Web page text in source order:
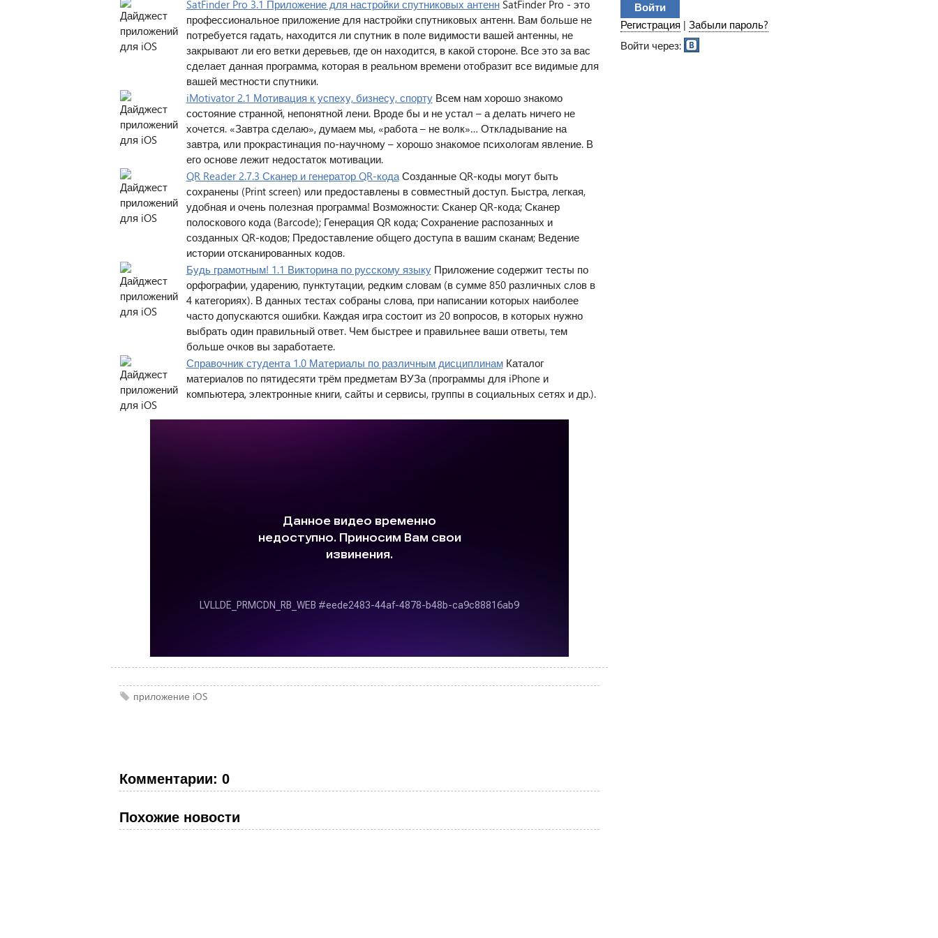
SatFinder Pro 3.1 Приложение для настройки спутниковых антеннSatFinder Pro - это
профессиональное приложение для настройки спутниковых антенн. Вам больше не
потребуется гадать, находится ли спутник в поле видимости вашей антенны, не
закрывают ли его ветки деревьев, где он находится, в какой стороне. Все это за вас
сделает данная программа, которая в реальном времени отобразит все видимые для
вашей местности спутники.
iMotivator 2.1 Мотивация к успеху, бизнесу, спортуВсем нам хорошо знакомо
состояние странной, непонятной лени. Вроде бы и не устал – а делать ничего не
хочется. «Завтра сделаю», думаем мы, «работа – не волк»… Откладывание на
завтра, или прокрастинация по-научному – хорошо знакомое психологам явление. В
его основе лежит недостаток мотивации.
QR Reader 2.7.3 Сканер и генератор QR-кодаСозданные QR-коды могут быть
сохранены (Print screen) или предоставлены в совместный доступ. Быстра, легкая,
удобная и очень полезная программа! Возможности: Сканер QR-кода; Сканер
полоскового кода (Barcode); Генерация QR кода; Сохранение распозанных и
созданных QR-кодов; Предоставление общего доступа в вашим сканам; Ведение
истории отсканированных кодов.
Будь грамотным! 1.1 Викторина по русскому языкуПриложение содержит тесты по
орфографии, ударению, пунктутации, редким словам (в сумме 850 различных слов в
4 категориях). В данных тестах собраны слова, при написании которых наиболее
часто допускаются ошибки. Каждая игра состоит из 20 вопросов, в которых нужно
выбрать один правильный ответ. Чем быстрее и правильнее ваши ответы, тем
больше очков вы заработаете.
Справочник студента 1.0 Материалы по различным дисциплинамКаталог
материалов по пятидесяти трём предметам ВУЗа (программы для iPhone и
компьютера, электронные книги, сайты и сервисы, группы в социальных сетях и др.).
приложение iOS
Комментарии: 0
Похожие новости
Регистрация | Забыли пароль?
Войти через: